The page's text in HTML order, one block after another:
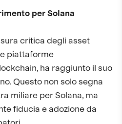
per Solana
critica degli asset
piattaforme
ha raggiunto il suo
Questo non solo segna
miliare per Solana, ma
fiducia e adozione da